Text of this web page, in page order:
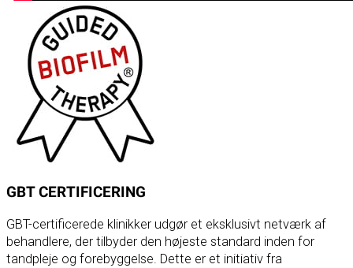
GBT CERTIFICERING
GBT-certificerede klinikker udgør et eksklusivt netværk af
behandlere, der tilbyder den højeste standard inden for
tandpleje og forebyggelse. Dette er et initiativ fra